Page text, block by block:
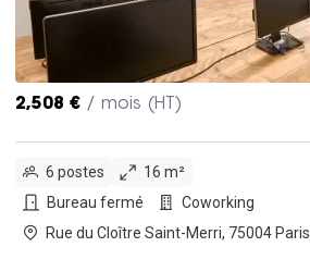
2,508 € / mois (HT)
6 postes
16 m²
Bureau fermé
Coworking
Rue du Cloître Saint-Merri, 75004 Paris